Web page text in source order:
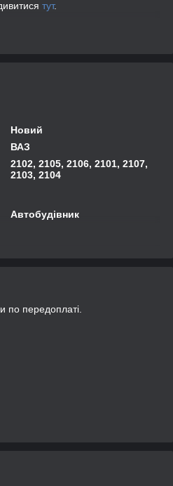
тут.
Новий
ВАЗ
2102, 2105, 2106, 2101, 2107,
2103, 2104
Автобудівник
по передоплаті.